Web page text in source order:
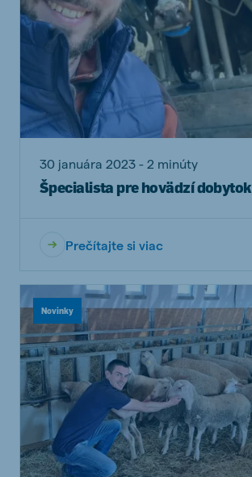
30 januára 2023 - 2 minúty
Špecialista pre hovädzí dobytok
Prečítajte si viac
Novinky